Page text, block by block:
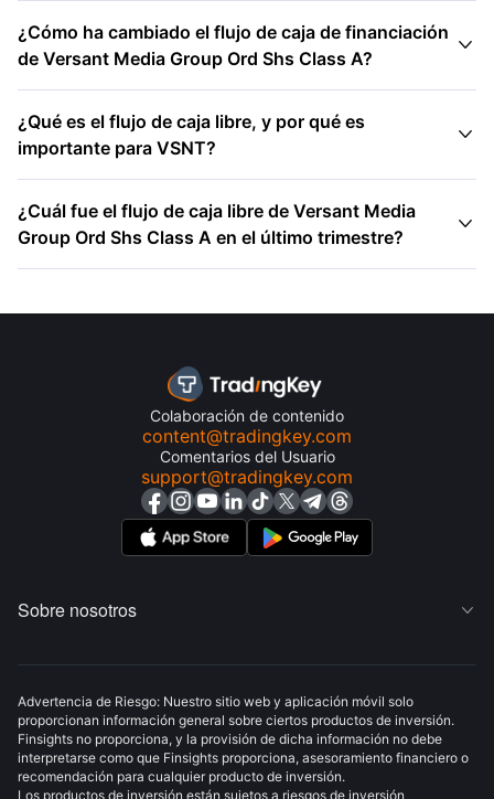
¿Cómo ha cambiado el flujo de caja de financiación
de Versant Media Group Ord Shs Class A?

¿Qué es el flujo de caja libre, y por qué es
importante para VSNT?

¿Cuál fue el flujo de caja libre de Versant Media
Group Ord Shs Class A en el último trimestre?

Colaboración de contenido
content@tradingkey.com
Comentarios del Usuario
support@tradingkey.com
Sobre nosotros 
Advertencia de Riesgo: Nuestro sitio web y aplicación móvil solo
proporcionan información general sobre ciertos productos de inversión.
Finsights no proporciona, y la provisión de dicha información no debe
interpretarse como que Finsights proporciona, asesoramiento financiero o
recomendación para cualquier producto de inversión.
Los productos de inversión están sujetos a riesgos de inversión